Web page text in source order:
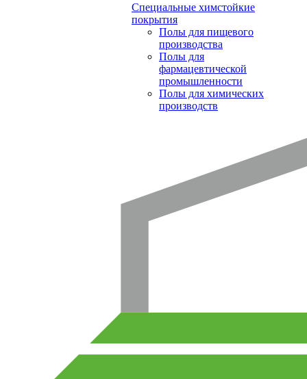
Специальные химстойкие
покрытия
Полы для пищевого
производства
Полы для
фармацевтической
промышленности
Полы для химических
производств